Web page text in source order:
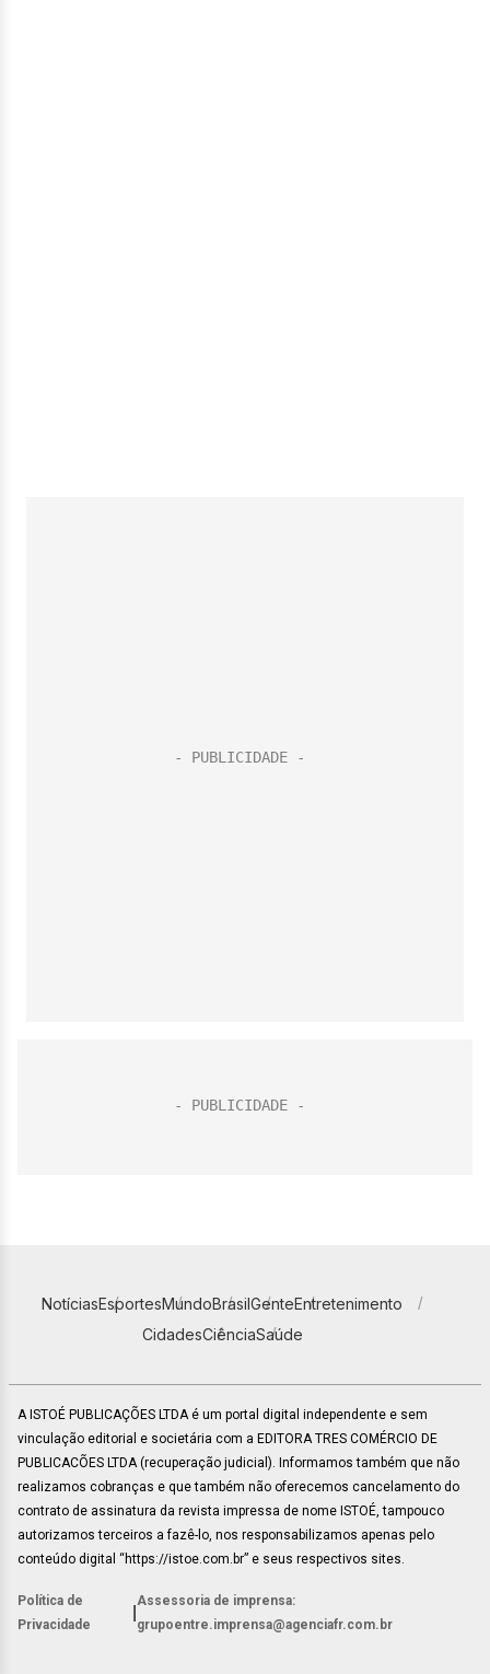
NotíciasEsportesMundoBrasilGenteEntretenimento
CidadesCiênciaSaúde
A ISTOÉ PUBLICAÇÕES LTDA é um portal digital independente e sem
vinculação editorial e societária com a EDITORA TRES COMÉRCIO DE
PUBLICACÕES LTDA (recuperação judicial). Informamos também que não
realizamos cobranças e que também não oferecemos cancelamento do
contrato de assinatura da revista impressa de nome ISTOÉ, tampouco
autorizamos terceiros a fazê-lo, nos responsabilizamos apenas pelo
conteúdo digital “https://istoe.com.br” e seus respectivos sites.
Política de
Privacidade
Assessoria de imprensa:
grupoentre.imprensa@agenciafr.com.br